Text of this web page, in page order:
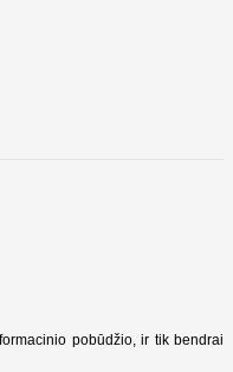
pobūdžio, ir tik bendrai